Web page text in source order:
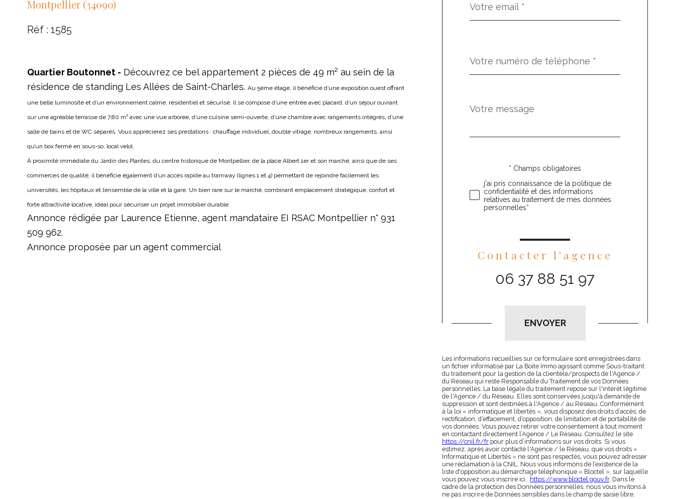
Montpellier (34090)
Réf : 1585
Quartier Boutonnet - Découvrez ce bel appartement 2 pièces de 49 m² au sein de la
résidence de standing Les Allées de Saint-Charles. Au 5ème étage, il bénéficie d’une exposition ouest offrant
une belle luminosité et d’un environnement calme, résidentiel et sécurisé. Il se compose d’une entrée avec placard, d’un séjour ouvrant
sur une agréable terrasse de 7,80 m² avec une vue arborée, d’une cuisine semi-ouverte, d’une chambre avec rangements intégrés, d’une
salle de bains et de WC séparés. Vous apprécierez ses prestations : chauffage individuel, double vitrage, nombreux rangements, ainsi
qu’un box fermé en sous-so, local velol.
À proximité immédiate du Jardin des Plantes, du centre historique de Montpellier, de la place Albert 1er et son marché, ainsi que de ses
commerces de qualité, il bénéficie également d’un accès rapide au tramway (lignes 1 et 4) permettant de rejoindre facilement les
universités, les hôpitaux et l’ensemble de la ville et la gare. Un bien rare sur le marché, combinant emplacement stratégique, confort et
forte attractivité locative, idéal pour sécuriser un projet immobilier durable.
Annonce rédigée par Laurence Etienne, agent mandataire EI RSAC Montpellier n° 931
509 962.
Annonce proposée par un agent commercial
*
*
Fieldset
défaut
Message
*
Validation* Champs obligatoires
j'ai pris connaissance de la politique de
confidentialité et des informations
relatives au traitement de mes données
personnelles*
Contacter l'agence
06 37 88 51 97
ENVOYER
Les informations recueillies sur ce formulaire sont enregistrées dans
un fichier informatisé par La Boite Immo agissant comme Sous-traitant
du traitement pour la gestion de la clientèle/prospects de l'Agence /
du Réseau qui reste Responsable du Traitement de vos Données
personnelles. La base légale du traitement repose sur l'intérêt légitime
de l'Agence / du Réseau. Elles sont conservées jusqu'à demande de
suppression et sont destinées à l'Agence / au Réseau. Conformément
à la loi « informatique et libertés », vous disposez des droits d’accès, de
rectification, d’effacement, d’opposition, de limitation et de portabilité de
vos données. Vous pouvez retirer votre consentement à tout moment
en contactant directement l’Agence / Le Réseau. Consultez le site
https://cnil.fr/fr pour plus d’informations sur vos droits. Si vous
estimez, après avoir contacté l'Agence / le Réseau, que vos droits «
Informatique et Libertés » ne sont pas respectés, vous pouvez adresser
une réclamation à la CNIL. Nous vous informons de l’existence de la
liste d'opposition au démarchage téléphonique « Bloctel », sur laquelle
vous pouvez vous inscrire ici : https://www.bloctel.gouv.fr. Dans le
cadre de la protection des Données personnelles, nous vous invitons à
ne pas inscrire de Données sensibles dans le champ de saisie libre.